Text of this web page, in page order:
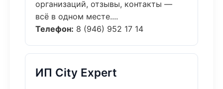
организаций, отзывы, контакты —
всё в одном месте....
Телефон: 8 (946) 952 17 14
ИП City Expert